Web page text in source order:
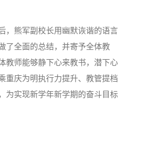
，熊军副校长用幽默诙谐的语言
了全面的总结，并寄予全体教
教师能够静下心来教书，潜下心
重庆为明执行力提升、教管提档
为实现新学年新学期的奋斗目标